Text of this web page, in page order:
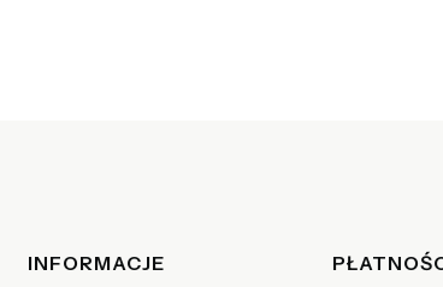
Linki w stopce
INFORMACJE